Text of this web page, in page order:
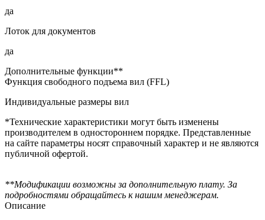
да
Лоток для документов
да
Дополнительные функции**
Функция свободного подъема вил (FFL)
Индивидуальные размеры вил
*Технические характеристики могут быть изменены
производителем в одностороннем порядке. Представленные
на сайте параметры носят справочный характер и не являются
публичной офертой.
**Модификации возможны за дополнительную плату. За
подробностями обращайтесь к нашим менеджерам.
Описание